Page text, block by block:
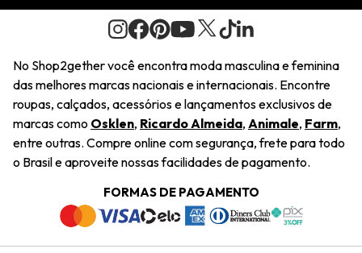
Journal
Saiu na Mídia
Sustentabilidade
Navegando
Termos e Condições
Trabalhe Conosco
Regulamento e Promoções
Pedido de Presente
Wishlist
Condições Gerais
Troca Fácil
Restituição de Pagamento
Dúvidas Frequentes
Termos e Condições
Política de Privacidade
No Shop2gether você encontra moda masculina e feminina
das melhores marcas nacionais e internacionais. Encontre
roupas, calçados, acessórios e lançamentos exclusivos de
marcas como Osklen, Ricardo Almeida, Animale, Farm,
entre outras. Compre online com segurança, frete para todo
o Brasil e aproveite nossas facilidades de pagamento.
FORMAS DE PAGAMENTO